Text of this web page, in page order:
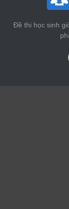
Đề thi học sinh